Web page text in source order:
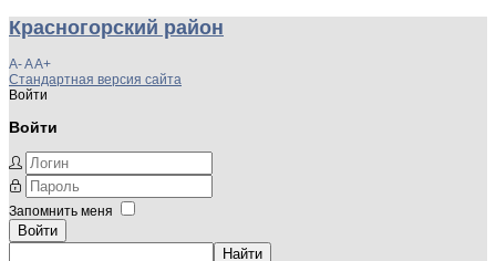
Красногорский район
A-AA+
Стандартная версия сайта
Войти
Войти
Запомнить меня
Войти